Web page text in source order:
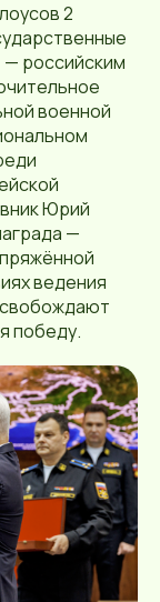
2
— российским
военной
Юрий
—
ведения
победу.